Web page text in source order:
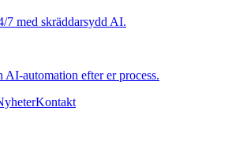
7 med skräddarsydd AI.
automation efter er process.
Kontakt